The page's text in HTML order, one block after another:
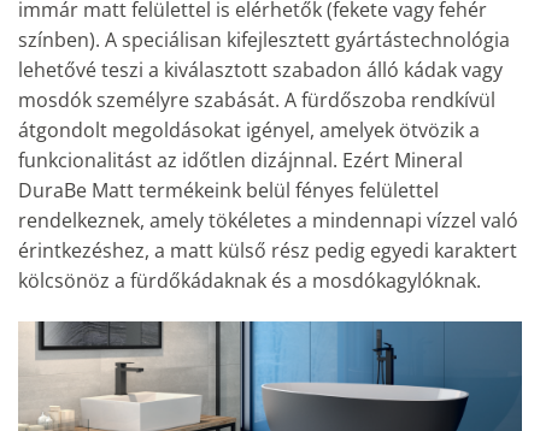
immár matt felülettel is elérhetők (fekete vagy fehér
színben). A speciálisan kifejlesztett gyártástechnológia
lehetővé teszi a kiválasztott szabadon álló kádak vagy
mosdók személyre szabását. A fürdőszoba rendkívül
átgondolt megoldásokat igényel, amelyek ötvözik a
funkcionalitást az időtlen dizájnnal. Ezért Mineral
DuraBe Matt termékeink belül fényes felülettel
rendelkeznek, amely tökéletes a mindennapi vízzel való
érintkezéshez, a matt külső rész pedig egyedi karaktert
kölcsönöz a fürdőkádaknak és a mosdókagylóknak.